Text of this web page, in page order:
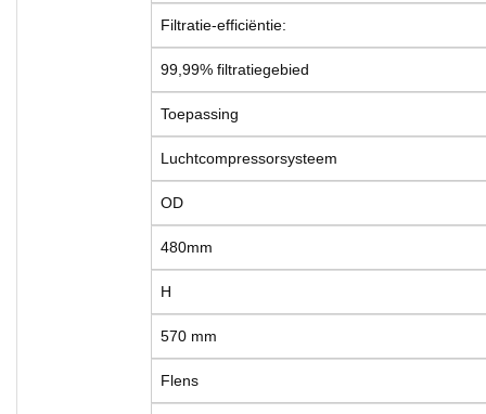
Filtratie-efficiëntie:
99,99% filtratiegebied
Toepassing
Luchtcompressorsysteem
OD
480mm
H
570 mm
Flens